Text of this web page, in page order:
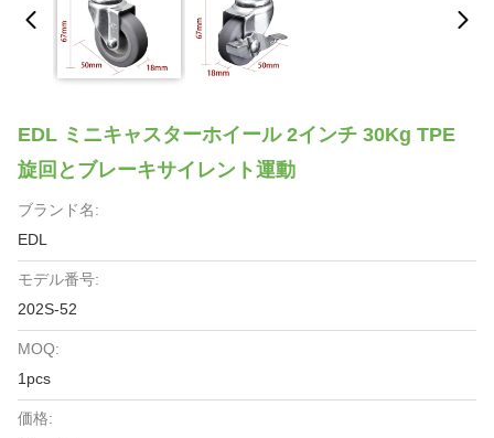
EDL ミニキャスターホイール 2インチ 30Kg TPE
旋回とブレーキサイレント運動
ブランド名:
EDL
モデル番号:
202S-52
MOQ:
1pcs
価格: